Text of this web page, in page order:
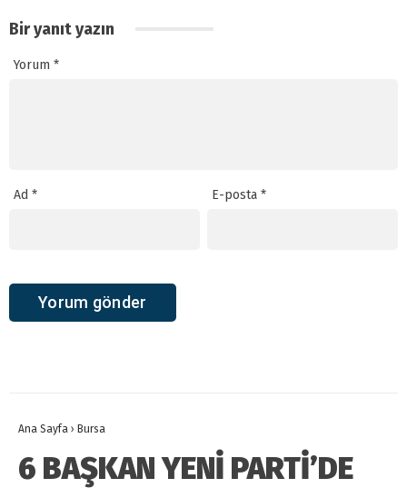
Bir yanıt yazın
Yorum *
Ad * E-posta*
Ana Sayfa › Bursa
6 BAŞKAN YENİ PARTİ’DE